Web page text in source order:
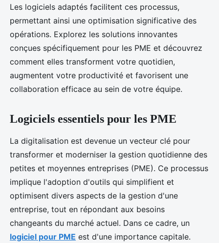
Les logiciels adaptés facilitent ces processus,
permettant ainsi une optimisation significative des
opérations. Explorez les solutions innovantes
conçues spécifiquement pour les PME et découvrez
comment elles transforment votre quotidien,
augmentent votre productivité et favorisent une
collaboration efficace au sein de votre équipe.
Logiciels essentiels pour les PME
La digitalisation est devenue un vecteur clé pour
transformer et moderniser la gestion quotidienne des
petites et moyennes entreprises (PME). Ce processus
implique l'adoption d'outils qui simplifient et
optimisent divers aspects de la gestion d'une
entreprise, tout en répondant aux besoins
changeants du marché actuel. Dans ce cadre, un
logiciel pour PME est d'une importance capitale.